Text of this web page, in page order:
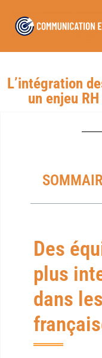
L’intégration
un enjeu
Des
plus
dans